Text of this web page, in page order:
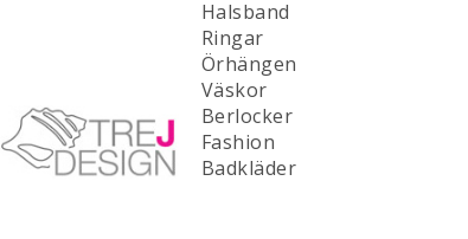
Halsband
Ringar
Örhängen
Väskor
Berlocker
Fashion
Badkläder
SÖK